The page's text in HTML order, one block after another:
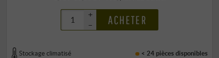
+
–
ACHETER
Stockage climatisé < 24 pièces disponibles